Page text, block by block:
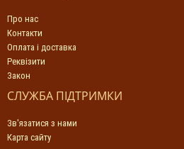
Про нас
Контакти
Оплата і доставка
Реквізити
Закон
СЛУЖБА ПІДТРИМКИ
Зв'язатися з нами
Карта сайту